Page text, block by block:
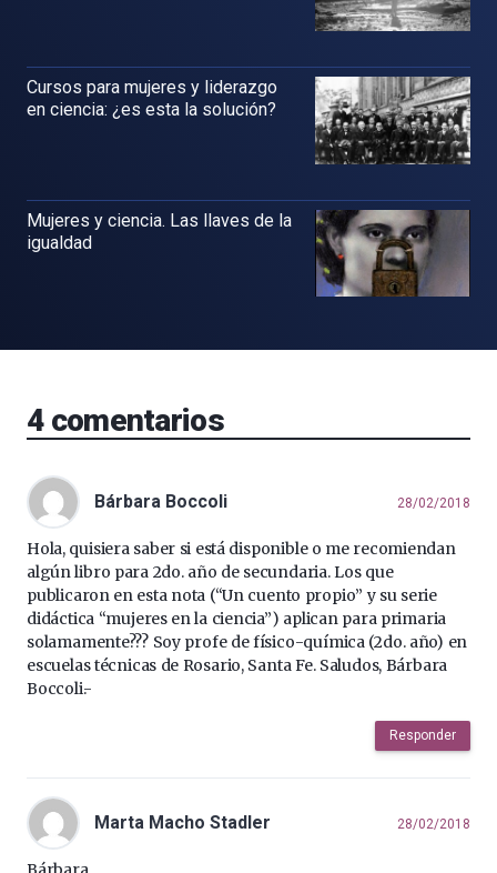
Cursos para mujeres y liderazgo
en ciencia: ¿es esta la solución?
Mujeres y ciencia. Las llaves de la
igualdad
4comentarios
Bárbara Boccoli 28/02/2018
Hola, quisiera saber si está disponible o me recomiendan
algún libro para 2do. año de secundaria. Los que
publicaron en esta nota (“Un cuento propio” y su serie
didáctica “mujeres en la ciencia”) aplican para primaria
solamamente??? Soy profe de físico-química (2do. año) en
escuelas técnicas de Rosario, Santa Fe. Saludos, Bárbara
Boccoli.-
Responder
Marta Macho Stadler 28/02/2018